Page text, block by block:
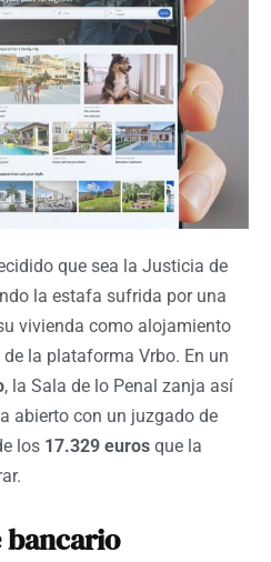
que sea la Justicia de
la estafa sufrida por una
vivienda como alojamiento
la plataforma Vrbo. En un
, la Sala de lo Penal zanja así
abierto con un juzgado de
los 17.329 euros que la
bancario